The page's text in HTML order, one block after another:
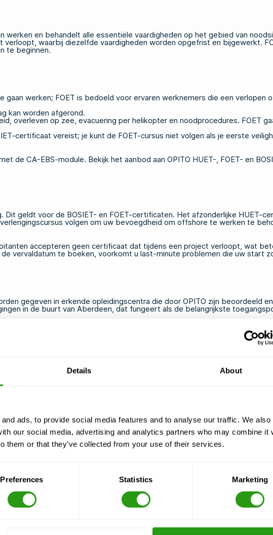
Details About
ads, to provide social media features and to analyse our traffic. We also
our social media, advertising and analytics partners who may combine it
them or that they’ve collected from your use of their services.
Preferences Statistics Marketing
en behandelt alle essentiële vaardigheden op het gebied van
waarbij diezelfde vaardigheden worden opgefrist en bijgewerkt.
te beginnen.
werken; FOET is bedoeld voor ervaren werknemers die een
kan worden afgerond.
overleven op zee, evacuering per helikopter en noodprocedures. FOET
certificaat vereist; je kunt de FOET-cursus niet volgen als je eerste
de CA-EBS-module. Bekijk het aanbod aan OPITO HUET-, FOET- en
geldt voor de BOSIET- en FOET-certificaten. Het afzonderlijke HUET-
volgen om uw bevoegdheid om offshore te werken te
accepteren geen certificaat dat tijdens een project verloopt, wat
de vervaldatum te boeken, voorkomt u last-minute problemen die uw start
gegeven in erkende opleidingscentra die door OPITO zijn beoordeeld
in de buurt van Aberdeen, dat fungeert als de belangrijkste
vasteland reizen, bieden in landen als
Door te kiezen voor een centrum in de buurt van een grote
specifieke cursus u nodig hebt, de eerstvolgende beschikbare datum bij
groepsgrootte, en eventuele vereiste e-learningmodules vooraf
functie en installatie
doorgaan
doorbrengt te beperken
altijd toegang heeft tot een digitale kopie van alle certificaten
annulerings- en omboekingsbeleid hanteren, zodat je niet wordt